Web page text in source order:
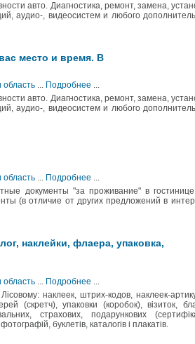
авто. Диагностика, ремонт, замена,
аудио-, видеосистем и любого
место и время. В
область ... Подробнее ...
авто. Диагностика, ремонт, замена,
аудио-, видеосистем и любого
область ... Подробнее ...
документы "за проживание" в
(в отличие от других предложений в
наклейки, флаера, упаковка,
область ... Подробнее ...
наклеек, штрих-кодов, наклеек-
(скретч), упаковки (коробок), візиток,
страхових, подарункових
буклетів, каталогів і плакатів.